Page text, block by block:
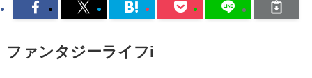
ファンタジーライフi